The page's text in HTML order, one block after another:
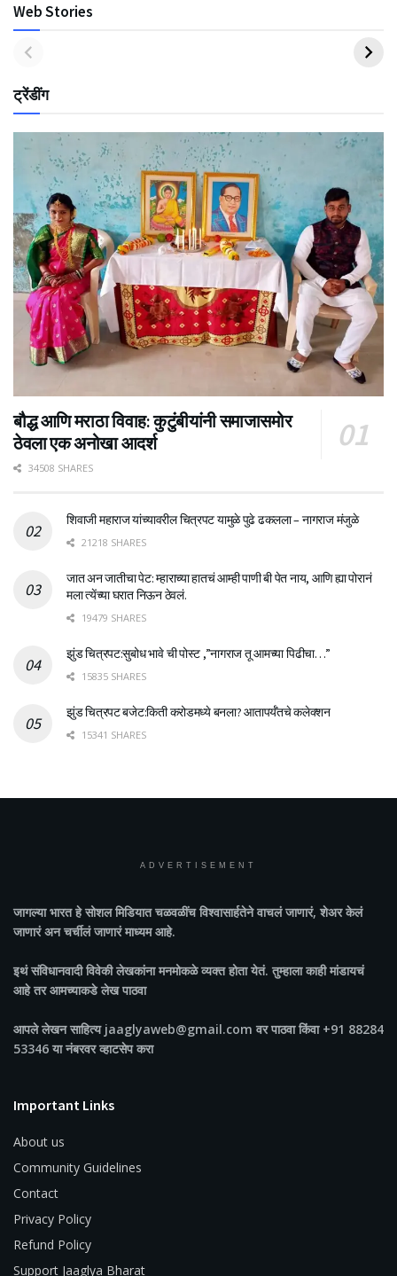
Web Stories
ट्रेंडींग
बौद्ध आणि मराठा विवाह: कुटुंबीयांनी समाजासमोर
ठेवला एक अनोखा आदर्श
34508 SHARES
शिवाजी महाराज यांच्यावरील चित्रपट यामुळे पुढे ढकलला – नागराज मंजुळे
21218 SHARES
जात अन जातीचा पेट: म्हाराच्या हातचं आम्ही पाणी बी पेत नाय, आणि ह्या पोरानं
मला त्येंच्या घरात निऊन ठेवलं.
19479 SHARES
झुंड चित्रपट:सुबोध भावे ची पोस्ट ,”नागराज तू आमच्या पिढीचा…”
15835 SHARES
झुंड चित्रपट बजेट:किती करोडमध्ये बनला? आतापर्यँतचे कलेक्शन
15341 SHARES
ADVERTISEMENT
जागल्या भारतहे सोशल मिडियात चळवळींच विश्वासार्हतेने वाचलं जाणारं, शेअर केलं
जाणारं अन चर्चीलं जाणारं माध्यम आहे.
इथं संविधानवादी विवेकी लेखकांना मनमोकळे व्यक्त होता येतं. तुम्हाला काही मांडायचं
आहे तर आमच्याकडे लेख पाठवा
आपले लेखन साहित्य jaaglyaweb@gmail.com वर पाठवा किंवा +91 88284
53346 या नंबरवर व्हाटसेप करा
Important Links
About us
Community Guidelines
Contact
Privacy Policy
Refund Policy
Support Jaaglya Bharat